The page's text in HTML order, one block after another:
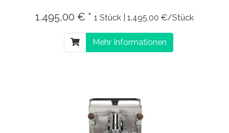
1.495,00 € * 1 Stück | 1.495,00 €/Stück
Mehr Informationen